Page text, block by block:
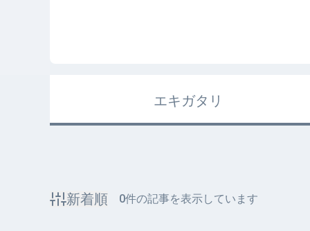
エキガタリ
新着順 0件の記事を表示しています